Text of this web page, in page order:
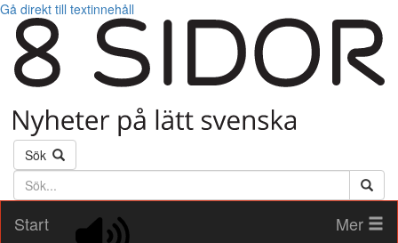
Gå direkt till textinnehåll
Sök
Söktext
Start
Mer